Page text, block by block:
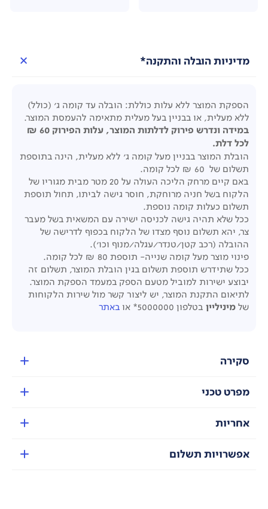
מדיניות הובלה והתקנה*
הספקת המוצר ללא עלות כוללת: הובלה עד קומה ג' (כולל)
ללא מעלית, או בבניין בעל מעלית מתאימה להעמסת המוצר.
במידה ונדרש פירוק לדלתות המוצר, עלות הפירוק 60 ₪
לכל דלת.
הובלת המוצר בבניין מעל קומה ג' ללא מעלית, הינה בתוספת
תשלום של 60 ₪ לכל קומה.
באם קיים מרחק הליכה העולה על 20 מטר מבית מגוריו של
הלקוח בשל חניה מרוחקת, חוסר גישה לביתו, תחול תוספת
תשלום כעלות קומה נוספת.
ככל שלא תהיה גישה לכניסה ישירה עם המשאית בשל מעבר
צר, יהא תשלום נוסף מצדו של הלקוח בכפוף לדרישה של
ההובלה (רכב קטן/טנדר/עגלה/מנוף וכו').
פינוי מוצר מעל קומה שנייה- תוספת 80 ₪ לכל קומה.
ככל שתידרש תוספת תשלום בגין הובלת המוצר, תשלום זה
יבוצע ישירות למוביל מטעם הספק במעמד הספקת המוצר.
לתיאום התקנת המוצר, יש ליצור קשר מול שירות הלקוחות
של מיניליין בטלפון 5000000* או באתר
סקירה
מפרט טכני
אחריות
אפשרויות תשלום